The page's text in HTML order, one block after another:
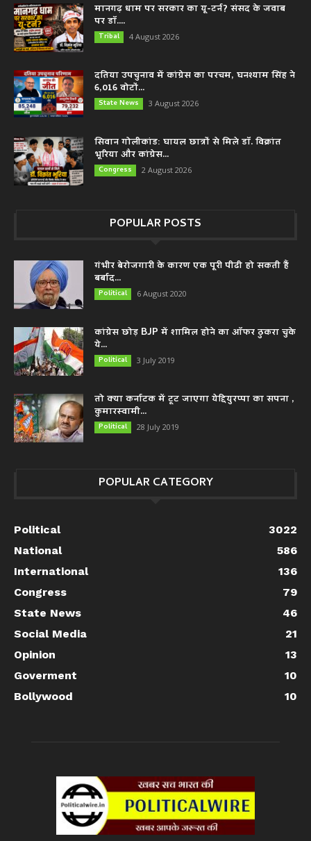
मानगढ़ धाम पर सरकार का यू-टर्न? संसद के जवाब
पर डॉ....
Tribal 4 August 2026
दतिया उपचुनाव में कांग्रेस का परचम, घनश्याम सिंह ने
6,016 वोटों...
State News 3 August 2026
सिवान गोलीकांड: घायल छात्रों से मिले डॉ. विक्रांत
भूरिया और कांग्रेस...
Congress 2 August 2026
POPULAR POSTS
गंभीर बेरोजगारी के कारण एक पूरी पीढी हो सकती हैं
बर्बाद...
Political 6 August 2020
कांग्रेस छोड़ BJP में शामिल होने का ऑफर ठुकरा चुके
ये...
Political 3 July 2019
तो क्या कर्नाटक में टूट जाएगा येद्दियुरप्पा का सपना ,
कुमारस्वामी...
Political 28 July 2019
POPULAR CATEGORY
Political
3022
National
586
International
136
Congress
79
State News
46
Social Media
21
Opinion
13
Goverment
10
Bollywood
10